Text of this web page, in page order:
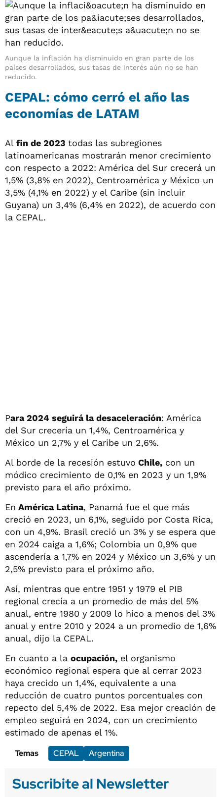
Aunque la inflación ha disminuido en gran parte de los
países desarrollados, sus tasas de interés aún no se han
reducido.
CEPAL: cómo cerró el año las
economías de LATAM
Al fin de 2023 todas las subregiones
latinoamericanas mostrarán menor crecimiento
con respecto a 2022: América del Sur crecerá un
1,5% (3,8% en 2022), Centroamérica y México un
3,5% (4,1% en 2022) y el Caribe (sin incluir
Guyana) un 3,4% (6,4% en 2022), de acuerdo con
la CEPAL.
Para 2024 seguirá la desaceleración: América
del Sur crecería un 1,4%, Centroamérica y
México un 2,7% y el Caribe un 2,6%.
Al borde de la recesión estuvo Chile, con un
módico crecimiento de 0,1% en 2023 y un 1,9%
previsto para el año próximo.
En América Latina, Panamá fue el que más
creció en 2023, un 6,1%, seguido por Costa Rica,
con un 4,9%. Brasil creció un 3% y se espera que
en 2024 caiga a 1,6%; Colombia un 0,9% que
ascendería a 1,7% en 2024 y México un 3,6% y un
2,5% previsto para el próximo año.
Así, mientras que entre 1951 y 1979 el PIB
regional crecía a un promedio de más del 5%
anual, entre 1980 y 2009 lo hico a menos del 3%
anual y entre 2010 y 2024 a un promedio de 1,6%
anual, dijo la CEPAL.
En cuanto a la ocupación, el organismo
económico regional espera que al cerrar 2023
haya crecido un 1,4%, equivalente a una
reducción de cuatro puntos porcentuales con
repecto del 5,4% de 2022. Esa mejor creación de
empleo seguirá en 2024, con un crecimiento
estimado de apenas el 1%.
Temas
CEPAL Argentina
Suscribite al Newsletter